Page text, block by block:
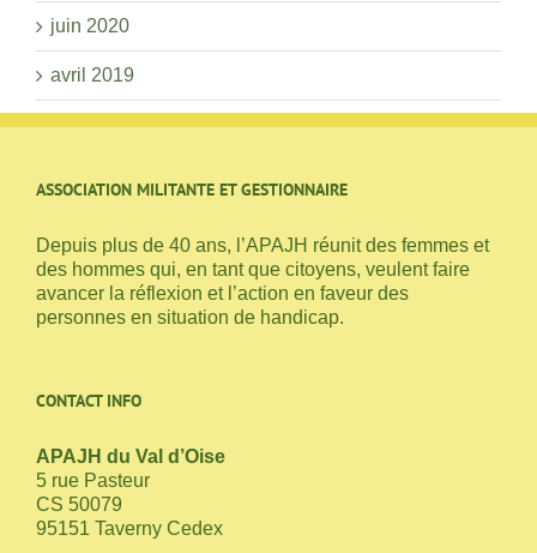
juin 2020
avril 2019
ASSOCIATION MILITANTE ET GESTIONNAIRE
Depuis plus de 40 ans, l’APAJH réunit des femmes et
des hommes qui, en tant que citoyens, veulent faire
avancer la réflexion et l’action en faveur des
personnes en situation de handicap.
CONTACT INFO
APAJH du Val d’Oise
5 rue Pasteur
CS 50079
95151 Taverny Cedex